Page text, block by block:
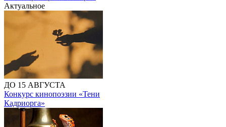
Актуальное
ДО 15 АВГУСТА
Конкурс кинопоэзии «Тени
Кадриорга»